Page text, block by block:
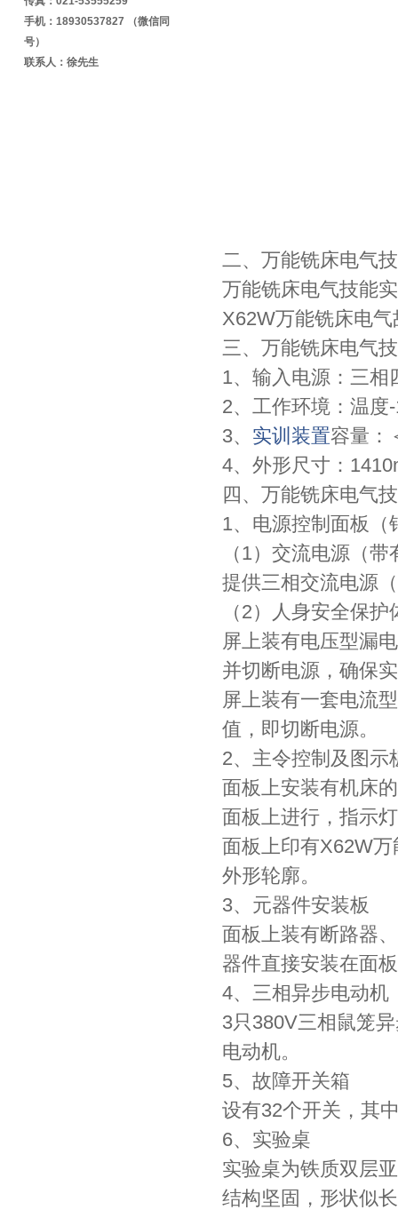
二、万能铣床电气
万能铣床电气技能
X62W万能铣床电
三、万能铣床电气
1、输入电源：三相
2、工作环境：温
3、 实训装置容量：
4、外形尺寸：
四、万能铣床电气
1、电源控制面板（
（1）交流电源（
提供三相交流电源
（2）人身安全保护
屏上装有电压型漏
并切断电源，确保
屏上装有一套电流
值，即切断电源。
2、主令控制及图示
面板上安装有机床
面板上进行，指示
面板上印有X62W
外形轮廓。
3、元器件安装板
面板上装有断路器
器件直接安装在面
4、三相异步电动机
3只380V三相鼠笼
电动机。
5、故障开关箱
设有32个开关，其
6、实验桌
实验桌为铁质双层
结构坚固，形状似
手机：18930537827 （微信同
号）
联系人：徐先生